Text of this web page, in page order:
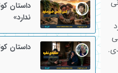
داستان
ندارد»
داستان